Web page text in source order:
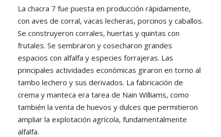
La chacra 7 fue puesta en producción rápidamente,
con aves de corral, vacas lecheras, porcinos y caballos.
Se construyeron corrales, huertas y quintas con
frutales. Se sembraron y cosecharon grandes
espacios con alfalfa y especies forrajeras. Las
principales actividades económicas giraron en torno al
tambo lechero y sus derivados. La fabricación de
crema y manteca era tarea de Nain Williams, como
también la venta de huevos y dulces que permitieron
ampliar la explotación agrícola, fundamentalmente
alfalfa.